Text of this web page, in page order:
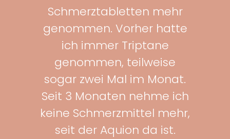
Schmerztabletten mehr
genommen. Vorher hatte
ich immer Triptane
genommen, teilweise
sogar zwei Mal im Monat.
Seit 3 Monaten nehme ich
keine Schmerzmittel mehr,
seit der Aquion da ist.